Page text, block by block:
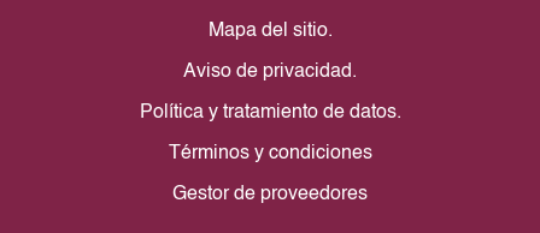
Mapa del sitio.
Aviso de privacidad.
Política y tratamiento de datos.
Términos y condiciones
Gestor de proveedores